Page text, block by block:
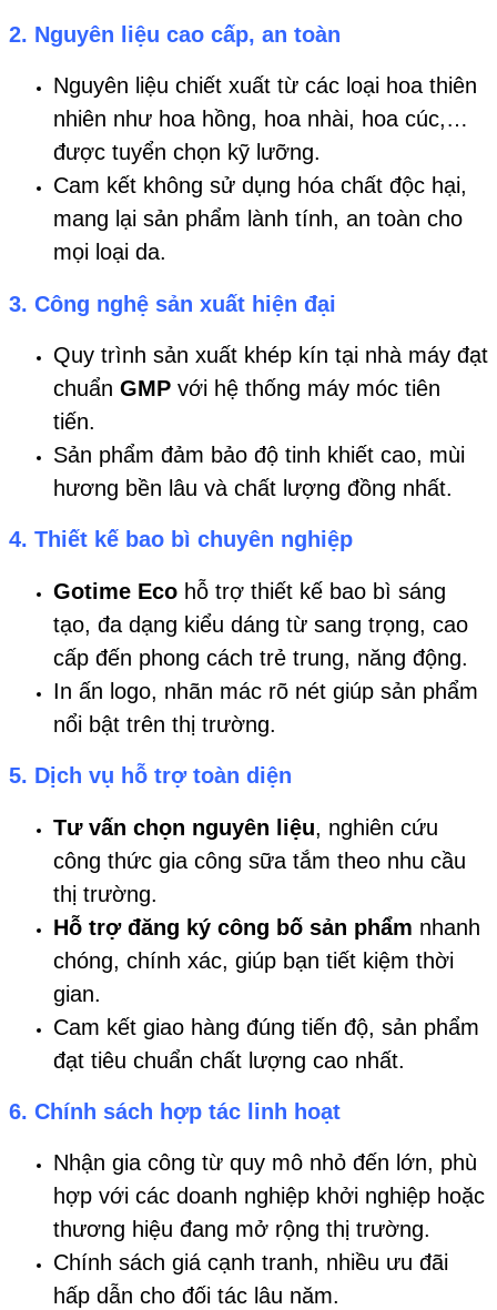
2. Nguyên liệu cao cấp, an toàn
Nguyên liệu chiết xuất từ các loại hoa thiên
nhiên như hoa hồng, hoa nhài, hoa cúc,…
được tuyển chọn kỹ lưỡng.
Cam kết không sử dụng hóa chất độc hại,
mang lại sản phẩm lành tính, an toàn cho
mọi loại da.
3. Công nghệ sản xuất hiện đại
Quy trình sản xuất khép kín tại nhà máy đạt
chuẩn GMP với hệ thống máy móc tiên
tiến.
Sản phẩm đảm bảo độ tinh khiết cao, mùi
hương bền lâu và chất lượng đồng nhất.
4. Thiết kế bao bì chuyên nghiệp
Gotime Eco hỗ trợ thiết kế bao bì sáng
tạo, đa dạng kiểu dáng từ sang trọng, cao
cấp đến phong cách trẻ trung, năng động.
In ấn logo, nhãn mác rõ nét giúp sản phẩm
nổi bật trên thị trường.
5. Dịch vụ hỗ trợ toàn diện
Tư vấn chọn nguyên liệu, nghiên cứu
công thức gia công sữa tắm theo nhu cầu
thị trường.
Hỗ trợ đăng ký công bố sản phẩm nhanh
chóng, chính xác, giúp bạn tiết kiệm thời
gian.
Cam kết giao hàng đúng tiến độ, sản phẩm
đạt tiêu chuẩn chất lượng cao nhất.
6. Chính sách hợp tác linh hoạt
Nhận gia công từ quy mô nhỏ đến lớn, phù
hợp với các doanh nghiệp khởi nghiệp hoặc
thương hiệu đang mở rộng thị trường.
Chính sách giá cạnh tranh, nhiều ưu đãi
hấp dẫn cho đối tác lâu năm.